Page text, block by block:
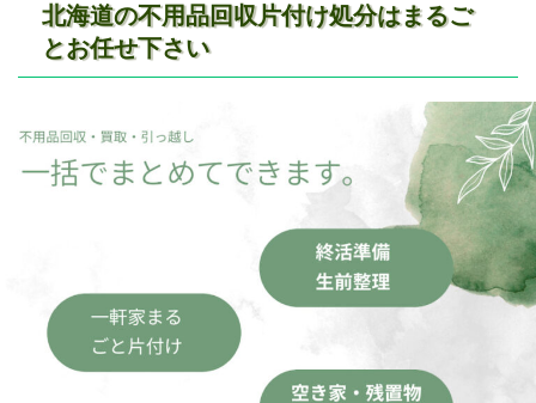
北海道の不用品回収片付け処分はまるご
とお任せ下さい